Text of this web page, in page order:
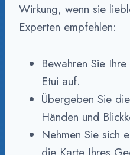
Wirkung, wenn sie
Experten empfehlen:
Bewahren Sie
Etui auf.
Übergeben Sie
Händen und
Nehmen Sie sich